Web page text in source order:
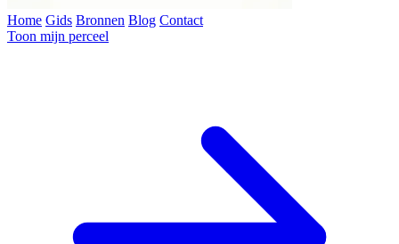
Home Gids Bronnen Blog Contact
Toon mijn perceel